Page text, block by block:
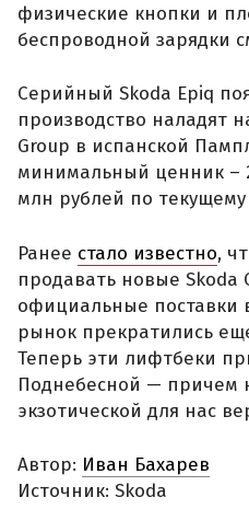
физические кнопки и
беспроводной зарядки
Серийный Skoda Epiq
производство наладят
Group в испанской
минимальный ценник –
млн рублей по текущему
Ранее стало известно,
продавать новые Skoda
официальные поставки
рынок прекратились
Теперь эти лифтбеки
Поднебесной — причем
экзотической для нас
Автор: Иван Бахарев
Источник: Skoda